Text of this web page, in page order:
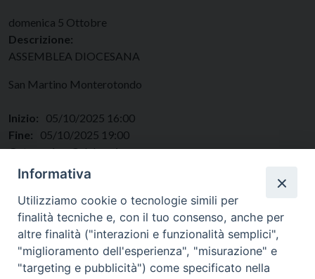
domenica 5 Ottobre
Descrizione:
ASSEMBLEA DIOCESANA
San Martino Monterotondo
Inizio:
05/10/2025 16:00
Fine:
05/10/2025 19:00
Categorie: Celebrazione
Regione: Lazio
Informativa
Utilizziamo cookie o tecnologie simili per
finalità tecniche e, con il tuo consenso, anche per
altre finalità ("interazioni e funzionalità semplici",
"miglioramento dell'esperienza", "misurazione" e
"targeting e pubblicità") come specificato nella